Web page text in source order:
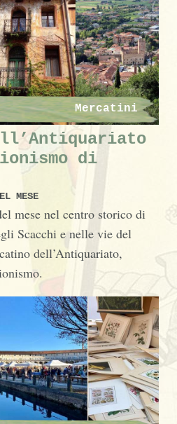
Mercatini
di
MESE
mese nel centro storico di
Scacchi e nelle vie del
dell’Antiquariato,